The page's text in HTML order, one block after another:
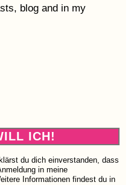
blog and in my
ICH!
du dich einverstanden, dass
in meine
Informationen findest du in